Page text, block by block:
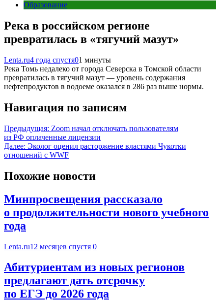
Образование
Река в российском регионе
превратилась в «тягучий мазут»
Lenta.ru4 года спустя01 минуты
Река Томь недалеко от города Северска в Томской области
превратилась в тягучий мазут — уровень содержания
нефтепродуктов в водоеме оказался в 286 раз выше нормы.
Навигация по записям
Предыдущая: Zoom начал отключать пользователям
из РФ оплаченные лицензии
Далее: Эколог оценил расторжение властями Чукотки
отношений с WWF
Похожие новости
Минпросвещения рассказало
о продолжительности нового учебного
года
Lenta.ru12 месяцев спустя 0
Абитуриентам из новых регионов
предлагают дать отсрочку
по ЕГЭ до 2026 года